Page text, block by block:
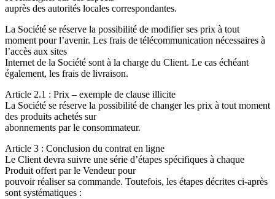
auprès des autorités locales correspondantes.
La Société se réserve la possibilité de modifier ses prix à tout
moment pour l’avenir. Les frais de télécommunication nécessaires à
l’accès aux sites
Internet de la Société sont à la charge du Client. Le cas échéant
également, les frais de livraison.
Article 2.1 : Prix – exemple de clause illicite
La Société se réserve la possibilité de changer les prix à tout moment
des produits achetés sur
abonnements par le consommateur.
Article 3 : Conclusion du contrat en ligne
Le Client devra suivre une série d’étapes spécifiques à chaque
Produit offert par le Vendeur pour
pouvoir réaliser sa commande. Toutefois, les étapes décrites ci-après
sont systématiques :